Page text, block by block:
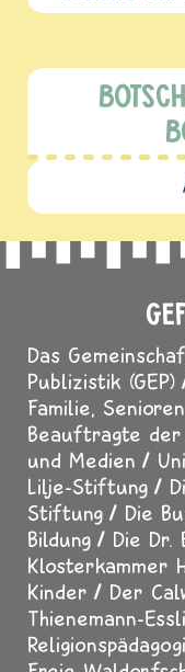
Das
Publizistik (GEP)
Familie,
Beauftragte
und Medien
Lilje-Stiftung
Stiftung
Die
Bildung
Die Dr.
Klosterkammer
Kinder
Der
Thienemann-